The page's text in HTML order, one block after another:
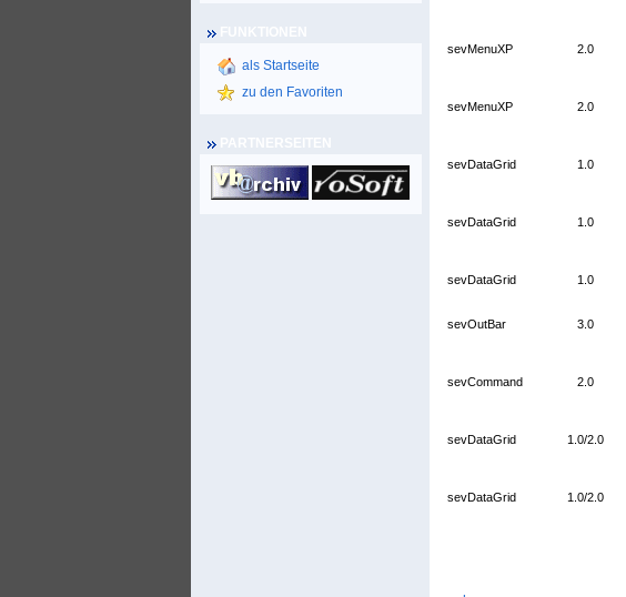
als Startseite
zu den Favoriten
sevMenuXP 2.0
sevMenuXP 2.0
sevDataGrid 1.0
sevDataGrid 1.0
sevDataGrid 1.0
sevOutBar 3.0
sevCommand 2.0
sevDataGrid 1.0/2.0
sevDataGrid 1.0/2.0